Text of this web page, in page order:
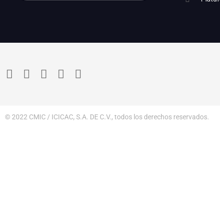
© 2022 CMIC / ICICAC, S.A. DE C.V., todos los derechos reservados.